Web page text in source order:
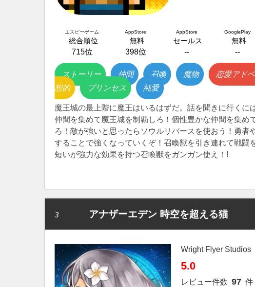
エスピーゲーム
総合順位
715位
AppStore
無料
398位
AppStore
セールス
--
GooglePlay
無料
--
ストーリー 仲間 召喚 魔物 恋愛アド
想的
プリンセス 純愛
魔王城の最上階に魔王はいるはずだ。話を聞きに行くに
仲間を集めて魔王城を制覇しろ！個性豊かな仲間を集め
ろ！敵が強いと思ったらソウルリバースを使おう！勇者
することで強くなっていくぞ！召喚獣を引き連れて戦闘
短いが強力な効果を持つ召喚獣をガンガン使え！!
3 アナザーエデン 時空を超える猫
Wright Flyer Studios
5.0
レビュー件数 97 件